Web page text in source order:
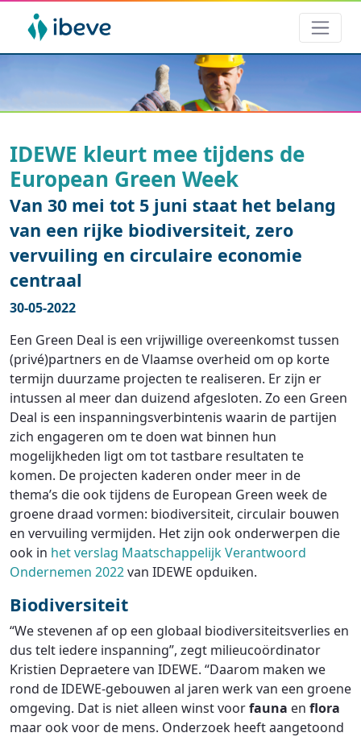
IDEWE kleurt mee tijdens de
European Green Week
Van 30 mei tot 5 juni staat het belang
van een rijke biodiversiteit, zero
vervuiling en circulaire economie
centraal
30-05-2022
Een Green Deal is een vrijwillige overeenkomst tussen
(privé)partners en de Vlaamse overheid om op korte
termijn duurzame projecten te realiseren. Er zijn er
intussen al meer dan duizend afgesloten. Zo een Green
Deal is een inspanningsverbintenis waarin de partijen
zich engageren om te doen wat binnen hun
mogelijkheden ligt om tot tastbare resultaten te
komen. De projecten kaderen onder meer in de
thema’s die ook tijdens de European Green week de
groene draad vormen: biodiversiteit, circulair bouwen
en vervuiling vermijden. Het zijn ook onderwerpen die
ook in het verslag Maatschappelijk Verantwoord
Ondernemen 2022van IDEWE opduiken.
Biodiversiteit
“We stevenen af op een globaal biodiversiteitsverlies en
dus telt iedere inspanning”, zegt milieucoördinator
Kristien Depraetere van IDEWE. “Daarom maken we
rond de IDEWE-gebouwen al jaren werk van een groene
omgeving. Dat is niet alleen winst voorfauna en flora
maar ook voor de mens. Onderzoek heeft aangetoond